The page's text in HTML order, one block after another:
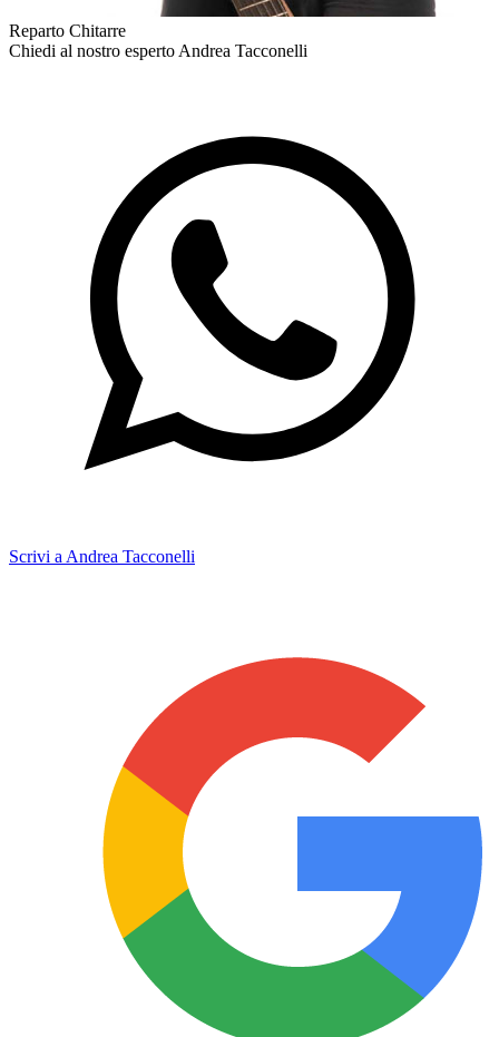
Reparto Chitarre
Chiedi al nostro espertoAndrea Tacconelli
Scrivi a Andrea Tacconelli